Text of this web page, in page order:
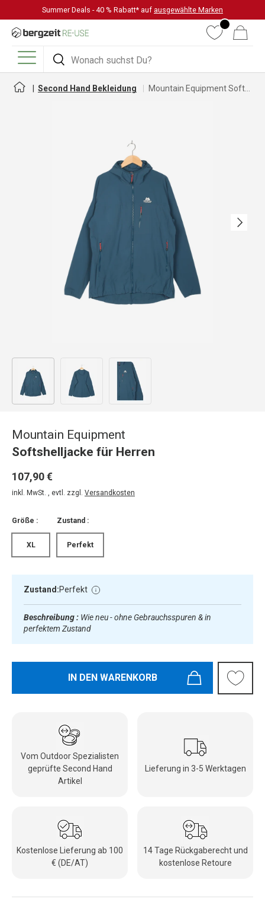
DIREKT ZUM INHALT
Summer Deals - 40 % Rabatt* auf ausgewählte Marken
Suchen
Suchen
WunschlisteWarenkorb
Menü
Second Hand Bekleidung
Nächste
Bild 1 in Galerieansicht laden
Mountain Equipment
Softshelljacke für Herren
107,90 €
inkl. MwSt. , evtl. zzgl. Versandkosten
Größe :
XL
Zustand :
Perfekt
Zustand:Perfekt
Beschreibung : Wie neu - ohne Gebrauchsspuren & in
perfektem Zustand
IN DEN WARENKORB
Vom Outdoor Spezialisten
geprüfte Second Hand
Artikel
Lieferung in 3-5 Werktagen
Kostenlose Lieferung ab 100
€ (DE/AT)
14 Tage Rückgaberecht und
kostenlose Retoure